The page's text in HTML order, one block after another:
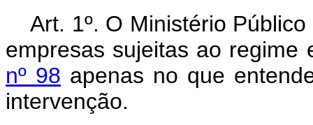
Art. 1º. O Ministério
empresas sujeitas ao regime
nº 98 apenas no que
intervenção.